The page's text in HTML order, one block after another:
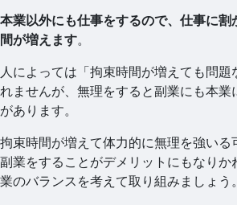
本業以外にも仕事をするので、仕事に割
間が増えます。
人によっては「拘束時間が増えても問題
れませんが、無理をすると副業にも本業
があります。
拘束時間が増えて体力的に無理を強いる
副業をすることがデメリットにもなりか
業のバランスを考えて取り組みましょう。